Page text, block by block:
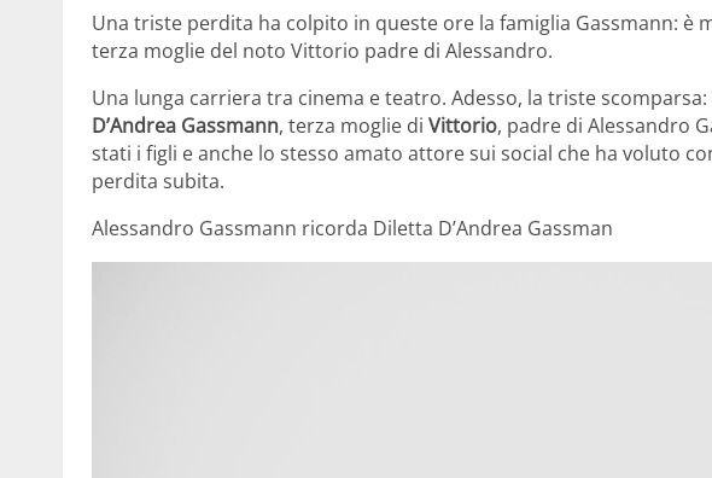
Una triste perdita ha colpito in queste ore la famiglia Gassmann: è
terza moglie del noto Vittorio padre di Alessandro.
Una lunga carriera tra cinema e teatro. Adesso, la triste scomparsa:
D’Andrea Gassmann, terza moglie di Vittorio, padre di Alessandro
stati i figli e anche lo stesso amato attore sui social che ha voluto
perdita subita.
Alessandro Gassmann ricorda Diletta D’Andrea Gassman